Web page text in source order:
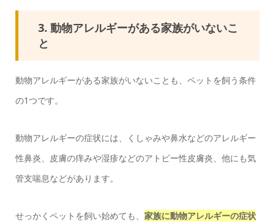
3. 動物アレルギーがある家族がいないこ
と
動物アレルギーがある家族がいないことも、ペットを飼う条件
の1つです。
動物アレルギーの症状には、くしゃみや鼻水などのアレルギー
性鼻炎、皮膚の痒みや湿疹などのアトピー性皮膚炎、他にも気
管支喘息などがあります。
せっかくペットを飼い始めても、 家族に動物アレルギーの症状